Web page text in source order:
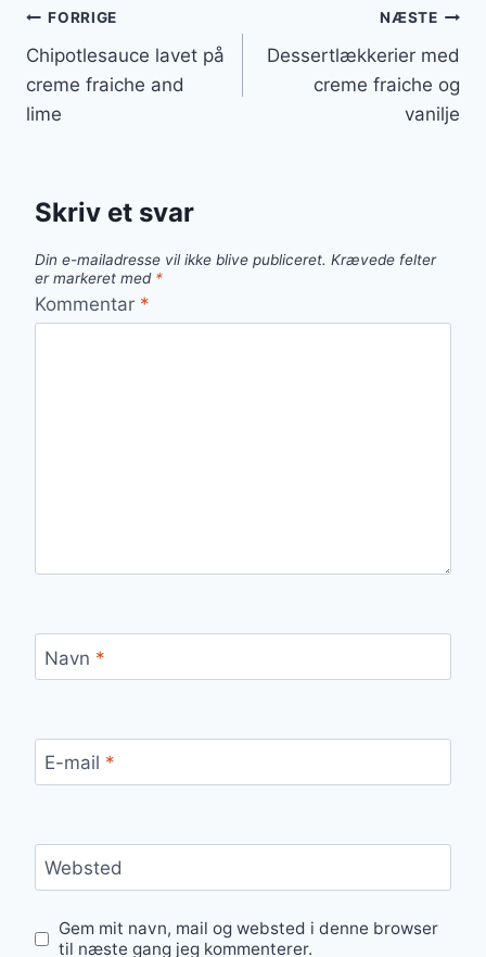
Indlægsnavigation
FORRIGE
Chipotlesauce lavet på
creme fraiche and
lime
NÆSTE
Dessertlækkerier med
creme fraiche og
vanilje
Skriv et svar
Din e-mailadresse vil ikke blive publiceret. Krævede felter
er markeret med *
Kommentar *
Navn *
E-mail *
Websted
Gem mit navn, mail og websted i denne browser
til næste gang jeg kommenterer.